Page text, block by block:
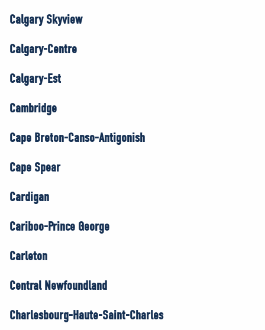
Calgary Skyview
Calgary-Centre
Calgary-Est
Cambridge
Cape Breton-Canso-Antigonish
Cape Spear
Cardigan
Cariboo-Prince George
Carleton
Central Newfoundland
Charlesbourg-Haute-Saint-Charles